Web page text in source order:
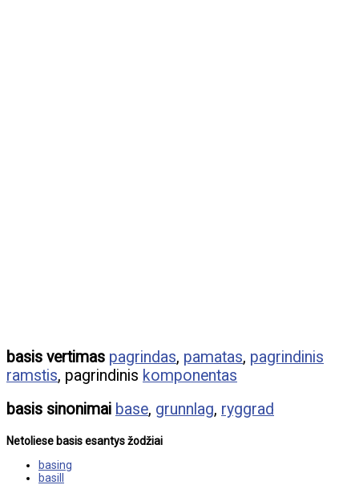
basis vertimas pagrindas, pamatas, pagrindinis
ramstis, pagrindinis komponentas
basis sinonimai base, grunnlag, ryggrad
Netoliese basis esantys žodžiai
basing
basill